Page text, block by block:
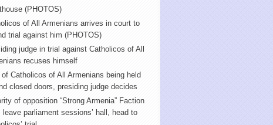
(PHOTOS)
of All Armenians arrives in court to
trial against him (PHOTOS)
judge in trial against Catholicos of All
recuses himself
of Catholicos of All Armenians being held
closed doors, presiding judge decides
of opposition “Strong Armenia” Faction
leave parliament sessions’ hall, head to